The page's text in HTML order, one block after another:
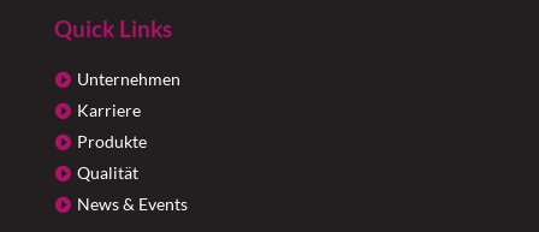
Quick Links
Unternehmen
Karriere
Produkte
Qualität
News & Events